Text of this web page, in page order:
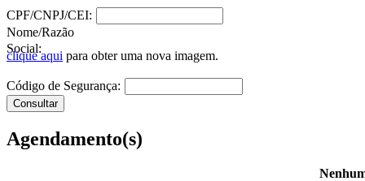
CPF/CNPJ/CEI:
Nome/Razão
Social:
clique aqui para obter uma nova imagem.
Código de Segurança:
Agendamento(s)